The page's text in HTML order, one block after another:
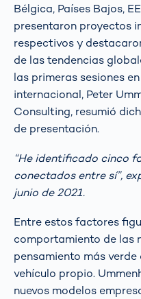
Bélgica, Países Bajos,
presentaron proyectos
respectivos y
de las tendencias
las primeras sesiones
internacional, Peter
Consulting, resumió
de presentación.
“He identificado cinco
conectados entre sí”,
junio de 2021.
Entre estos factores
comportamiento de las
pensamiento más
vehículo propio.
nuevos modelos